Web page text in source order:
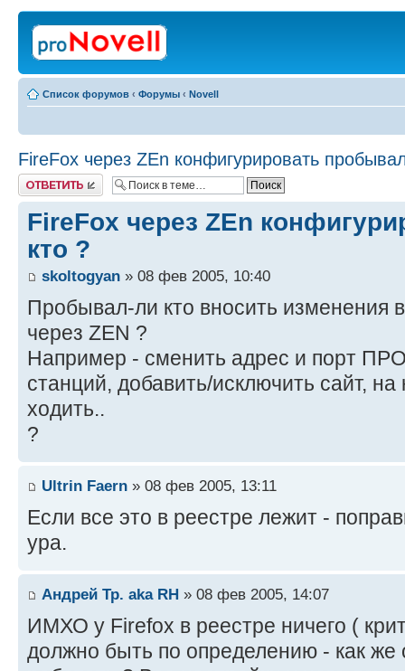
Список форумов ‹ Форумы ‹ Novell
FireFox через ZEn конфигурировать
Ответить
FireFox через ZEn
кто ?
skoltogyan » 08 фев 2005, 10:40
Пробывал-ли кто вносить изменения
через ZEN ?
Например - сменить адрес и порт
станций, добавить/исключить сайт,
ходить..
?
Ultrin Faern » 08 фев 2005, 13:11
Если все это в реестре лежит -
ура.
Андрей Тр. aka RH » 08 фев 2005, 14:07
ИМХО у Firefox в реестре ничего (
должно быть по определению - как же